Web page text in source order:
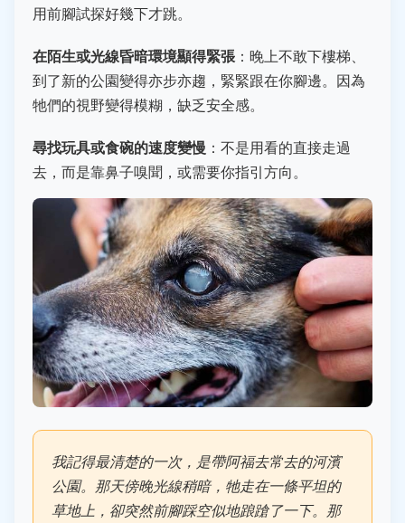
用前腳試探好幾下才跳。
在陌生或光線昏暗環境顯得緊張 ：晚上不敢下樓梯、
到了新的公園變得亦步亦趨，緊緊跟在你腳邊。因為
牠們的視野變得模糊，缺乏安全感。
尋找玩具或食碗的速度變慢 ：不是用看的直接走過
去，而是靠鼻子嗅聞，或需要你指引方向。
我記得最清楚的一次，是帶阿福去常去的河濱
公園。那天傍晚光線稍暗，牠走在一條平坦的
草地上，卻突然前腳踩空似地踉蹌了一下。那